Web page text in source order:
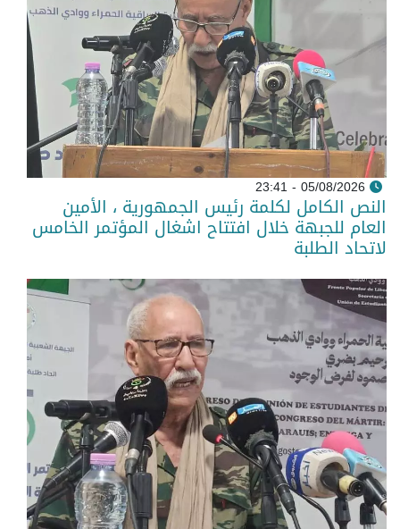
05/08/2026 - 23:41
النص الكامل لكلمة رئيس الجمهورية ، الأمين
العام للجبهة خلال افتتاح اشغال المؤتمر الخامس
لاتحاد الطلبة